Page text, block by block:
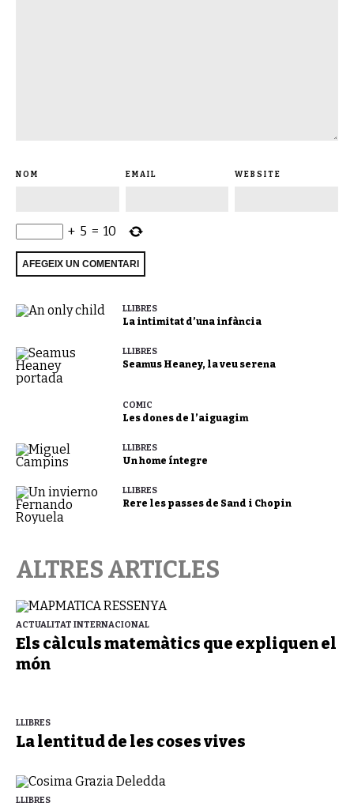
NOM EMAIL WEBSITE
+ 5 = 10
LLIBRES
La intimitat d’una infància
LLIBRES
Seamus Heaney, la veu serena
CÒMIC
Les dones de l’aiguagim
LLIBRES
Un home íntegre
LLIBRES
Rere les passes de Sand i Chopin
ALTRES ARTICLES
ACTUALITAT INTERNACIONAL
Els càlculs matemàtics que expliquen el
món
LLIBRES
La lentitud de les coses vives
LLIBRES